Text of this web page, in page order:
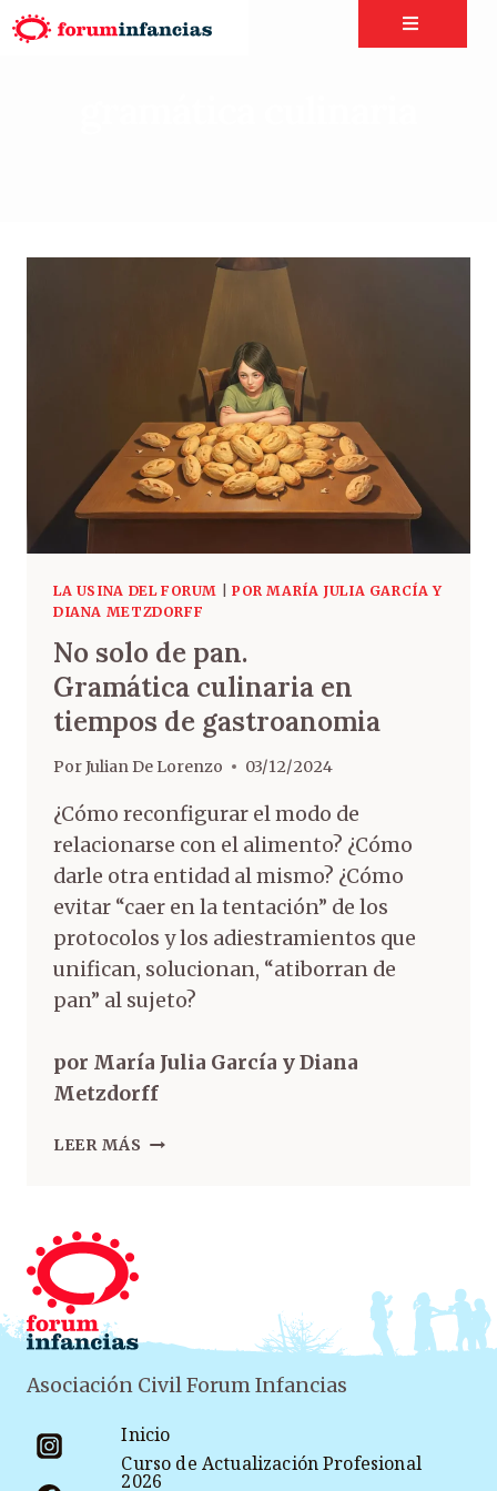
LA USINA DEL FORUM
POR MARÍA JULIA GARCÍA Y
DIANA METZDORFF
No solo de pan.
Gramática culinaria en
tiempos de gastroanomia
PorJulian De Lorenzo 03/12/2024
¿Cómo reconfigurar el modo de
relacionarse con el alimento? ¿Cómo
darle otra entidad al mismo? ¿Cómo
evitar “caer en la tentación” de los
protocolos y los adiestramientos que
unifican, solucionan, “atiborran de
pan” al sujeto?
por María Julia García y Diana
Metzdorff
LEER MÁS
Asociación Civil Forum Infancias
Inicio
Curso de Actualización Profesional
2026